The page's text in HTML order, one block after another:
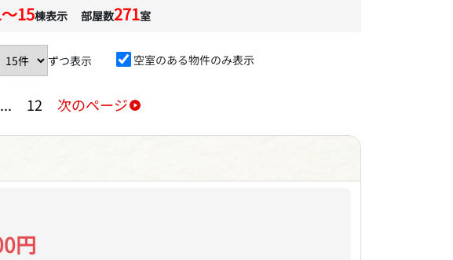
15棟表示 部屋数271室
ずつ表示 空室のある物件のみ表示
... 12 次のページ
円